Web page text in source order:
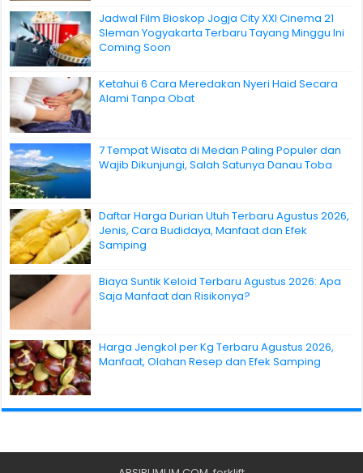
Jadwal Film Bioskop Jogja City XXI Cinema 21
Sleman Yogyakarta Terbaru Tayang Minggu Ini
Coming Soon
Ketahui 6 Cara Meredakan Nyeri Haid Secara
Alami Tanpa Obat
7 Tempat Wisata di Medan Paling Populer dan
Wajib Dikunjungi, Salah Satunya Danau Toba
Daftar Harga Durian Utuh Terbaru Agustus 2026,
Jenis, Cara Budidaya, Manfaat dan Efek
Samping
Biaya Suntik Keloid Terbaru Agustus 2026: Apa
Saja Manfaat dan Risikonya?
Harga Jengkol per Kg Terbaru Agustus 2026,
Manfaat, Olahan Resep dan Efek Samping